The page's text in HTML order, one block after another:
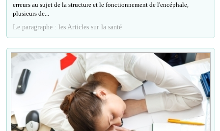
erreurs au sujet de la structure et le fonctionnement de l'encéphale,
plusieurs de...
Le paragraphe : les Articles sur la santé